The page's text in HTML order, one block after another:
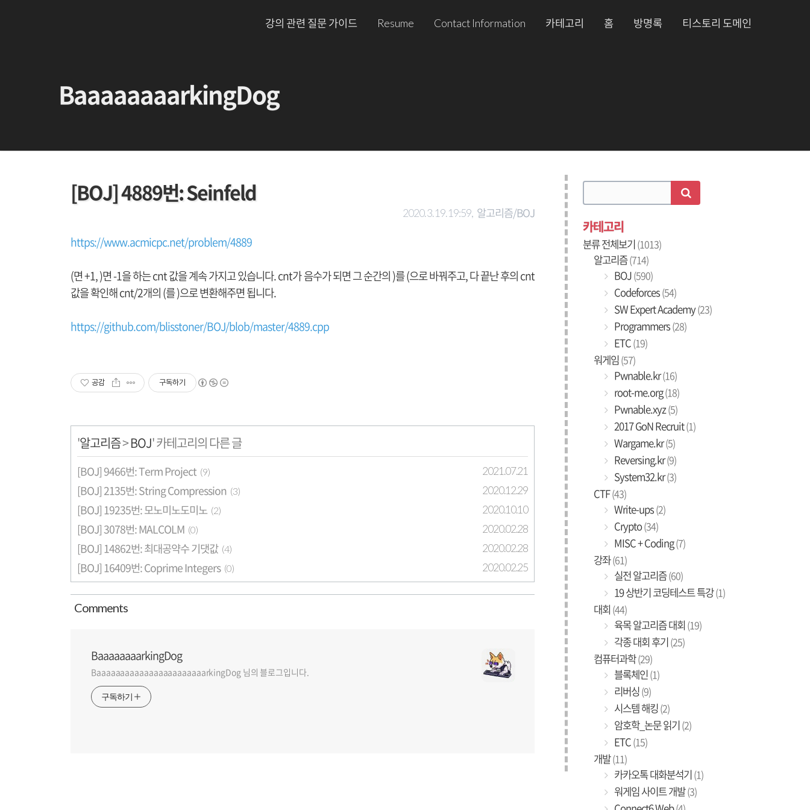
강의 관련 질문 가이드 Resume Contact Information 카테고리 홈 방명록 티스토리 도메인
BaaaaaaaarkingDog
[BOJ] 4889번: Seinfeld
2020. 3. 19. 19:59, 알고리즘/BOJ
https://www.acmicpc.net/problem/4889
(면 +1, )면 -1을 하는 cnt 값을 계속 가지고 있습니다. cnt가 음수가 되면 그 순간의 )를 (으로 바꿔주고, 다 끝난 후의 cnt
값을 확인해 cnt/2개의 (를 )으로 변환해주면 됩니다.
https://github.com/blisstoner/BOJ/blob/master/4889.cpp
공감 구독하기
'알고리즘>BOJ' 카테고리의 다른 글
[BOJ] 9466번: Term Project (9) 2021.07.21
[BOJ] 2135번: String Compression (3) 2020.12.29
[BOJ] 19235번: 모노미노도미노 (2) 2020.10.10
[BOJ] 3078번: MALCOLM (0) 2020.02.28
[BOJ] 14862번: 최대공약수 기댓값 (4) 2020.02.28
[BOJ] 16409번: Coprime Integers (0) 2020.02.25
Comments
BaaaaaaaarkingDog
BaaaaaaaaaaaaaaaaaaaaaaarkingDog 님의 블로그입니다.
구독하기
카테고리
분류 전체보기(1013)
알고리즘(714)
BOJ(590)
Codeforces(54)
SW Expert Academy(23)
Programmers(28)
ETC(19)
워게임(57)
Pwnable.kr(16)
root-me.org(18)
Pwnable.xyz(5)
2017 GoN Recruit(1)
Wargame.kr(5)
Reversing.kr(9)
System32.kr(3)
CTF(43)
Write-ups(2)
Crypto(34)
MISC + Coding(7)
강좌(61)
실전 알고리즘(60)
19 상반기 코딩테스트 특강(1)
대회 (44)
육목 알고리즘 대회 (19)
각종 대회 후기(25)
컴퓨터과학(29)
블록체인(1)
리버싱(9)
시스템 해킹(2)
암호학_논문 읽기(2)
ETC(15)
개발(11)
카카오톡 대화분석기(1)
워게임 사이트 개발(3)